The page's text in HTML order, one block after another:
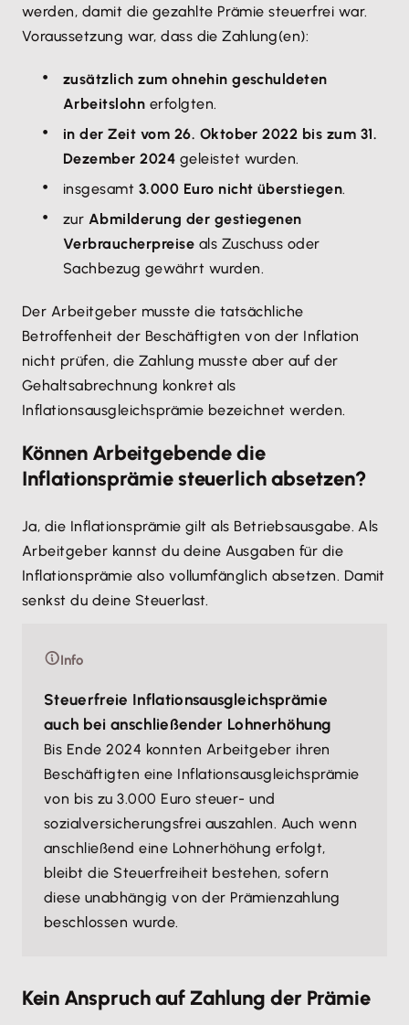
werden, damit die gezahlte Prämie steuerfrei war.
Voraussetzung war, dass die Zahlung(en):
zusätzlich zum ohnehin geschuldeten
Arbeitslohn erfolgten.
in der Zeit vom 26. Oktober 2022 bis zum 31.
Dezember 2024 geleistet wurden.
insgesamt 3.000 Euro nicht überstiegen.
zur Abmilderung der gestiegenen
Verbraucherpreise als Zuschuss oder
Sachbezug gewährt wurden.
Der Arbeitgeber musste die tatsächliche
Betroffenheit der Beschäftigten von der Inflation
nicht prüfen, die Zahlung musste aber auf der
Gehaltsabrechnung konkret als
Inflationsausgleichsprämie bezeichnet werden.
Können Arbeitgebende die
Inflationsprämie steuerlich absetzen?
Ja, die Inflationsprämie gilt als Betriebsausgabe. Als
Arbeitgeber kannst du deine Ausgaben für die
Inflationsprämie also vollumfänglich absetzen. Damit
senkst du deine Steuerlast.
Info
Steuerfreie Inflationsausgleichsprämie
auch bei anschließender Lohnerhöhung
Bis Ende 2024 konnten Arbeitgeber ihren
Beschäftigten eine Inflationsausgleichsprämie
von bis zu 3.000 Euro steuer- und
sozialversicherungsfrei auszahlen. Auch wenn
anschließend eine Lohnerhöhung erfolgt,
bleibt die Steuerfreiheit bestehen, sofern
diese unabhängig von der Prämienzahlung
beschlossen wurde.
Kein Anspruch auf Zahlung der Prämie